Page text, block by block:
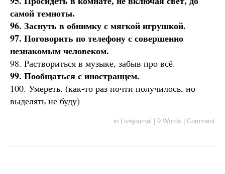
самой темноты.
96. Заснуть в обнимку с мягкой игрушкой.
97. Поговорить по телефону с совершенно
незнакомым человеком.
98. Раствориться в музыке, забыв про всё.
99. Пообщаться с иностранцем.
100. Умереть. (как-то раз почти получилось, но
выделять не буду)
in Livejournal | 9 Words | Comment